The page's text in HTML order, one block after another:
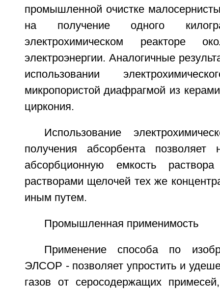
промышленной очистке
на получение одного
электрохимическом реакторе
электроэнергии. Аналогичные
использовании
микропористой диафрагмой из
циркония.
Использование
получения абсорбента позволяет
абсорбционную емкость
растворами щелочей тех же
иным путем.
Промышленная применимость
Применение способа по
ЭЛСОР - позволяет упростить и
газов от серосодержащих